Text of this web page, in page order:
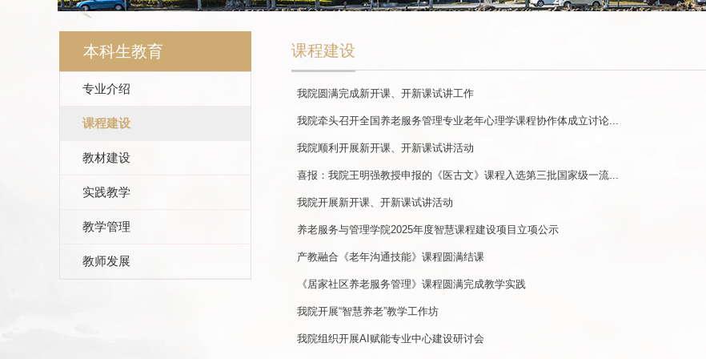
本科生教育
专业介绍
课程建设
教材建设
实践教学
教学管理
教师发展
课程建设
我院圆满完成新开课、开新课试讲工作
我院牵头召开全国养老服务管理专业老年心理学课程协作体成立讨论...
我院顺利开展新开课、开新课试讲活动
喜报：我院王明强教授申报的《医古文》课程入选第三批国家级一流...
我院开展新开课、开新课试讲活动
养老服务与管理学院2025年度智慧课程建设项目立项公示
产教融合《老年沟通技能》课程圆满结课
《居家社区养老服务管理》课程圆满完成教学实践
我院开展“智慧养老”教学工作坊
我院组织开展AI赋能专业中心建设研讨会